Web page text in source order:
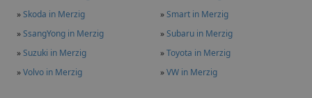
»Skoda in Merzig »Smart in Merzig
»SsangYong in Merzig »Subaru in Merzig
»Suzuki in Merzig »Toyota in Merzig
»Volvo in Merzig »VW in Merzig